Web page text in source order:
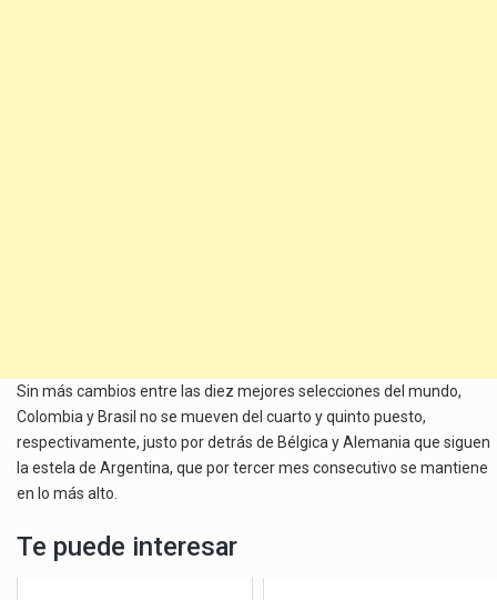
Sin más cambios entre las diez mejores selecciones del mundo,
Colombia y Brasil no se mueven del cuarto y quinto puesto,
respectivamente, justo por detrás de Bélgica y Alemania que siguen
la estela de Argentina, que por tercer mes consecutivo se mantiene
en lo más alto.
Te puede interesar